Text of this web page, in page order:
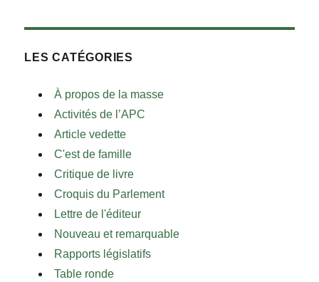
LES CATÉGORIES
À propos de la masse
Activités de l’APC
Article vedette
C'est de famille
Critique de livre
Croquis du Parlement
Lettre de l'éditeur
Nouveau et remarquable
Rapports législatifs
Table ronde